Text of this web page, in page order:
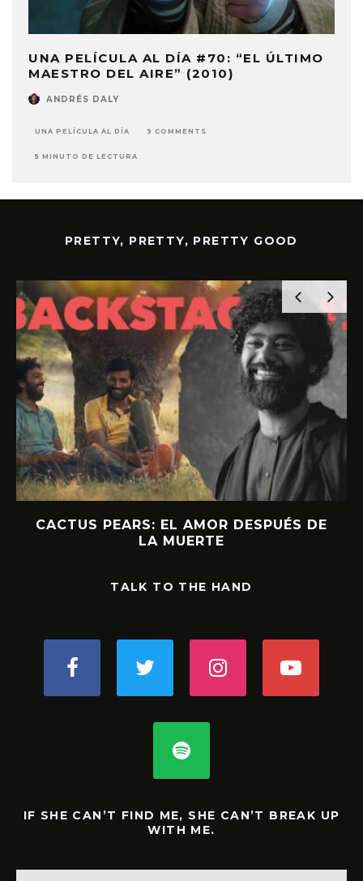
UNA PELÍCULA AL DÍA #70: “EL ÚLTIMO
MAESTRO DEL AIRE” (2010)
ANDRÉS DALY
UNA PELÍCULA AL DÍA 9 COMMENTS
5 MINUTO DE LECTURA
PRETTY, PRETTY, PRETTY GOOD
CACTUS PEARS: EL AMOR DESPUÉS DE
LA MUERTE
TALK TO THE HAND
IF SHE CAN’T FIND ME, SHE CAN’T BREAK UP
WITH ME.